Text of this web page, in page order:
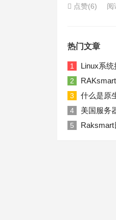
点赞(6) 阅
热门文章
1 Linux系
2
3 什么是原
4 美国服务
5 Raksmart